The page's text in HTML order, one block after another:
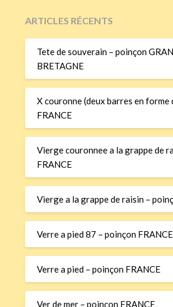
ARTICLES RÉCENTS
Tete de souverain – poinçon
BRETAGNE
X couronne (deux barres en forme
FRANCE
Vierge couronnee a la grappe de
FRANCE
Vierge a la grappe de raisin –
Verre a pied 87 – poinçon FRANCE
Verre a pied – poinçon FRANCE
Ver de mer – poinçon FRANCE